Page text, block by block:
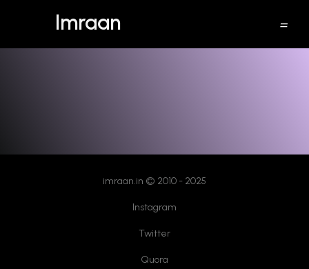
Imraan
imraan.in © 2010 - 2025
Instagram
Twitter
Quora